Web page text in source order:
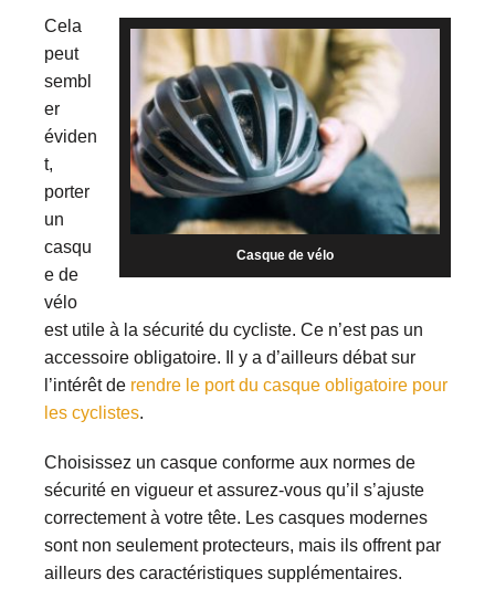
Casque de vélo
Cela
peut
sembl
er
éviden
t,
porter
un
casqu
e de
vélo
est utile à la sécurité du cycliste. Ce n’est pas un
accessoire obligatoire. Il y a d’ailleurs débat sur
l’intérêt de rendre le port du casque obligatoire pour
les cyclistes.
Choisissez un casque conforme aux normes de
sécurité en vigueur et assurez-vous qu’il s’ajuste
correctement à votre tête. Les casques modernes
sont non seulement protecteurs, mais ils offrent par
ailleurs des caractéristiques supplémentaires.